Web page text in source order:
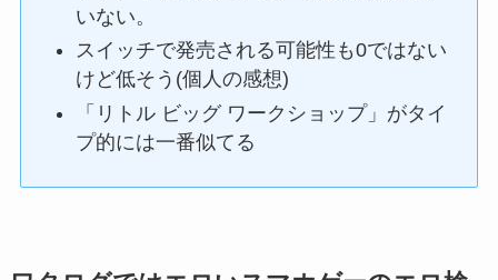
いない。
スイッチで発売される可能性も0ではない
けど低そう(個人の感想)
「リトル ビッグ ワークショップ」がタイ
プ的には一番似てる